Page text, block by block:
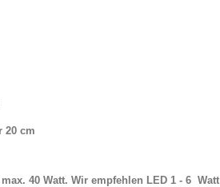
20 cm
40 Watt. Wir empfehlen LED 1 - 6 Watt